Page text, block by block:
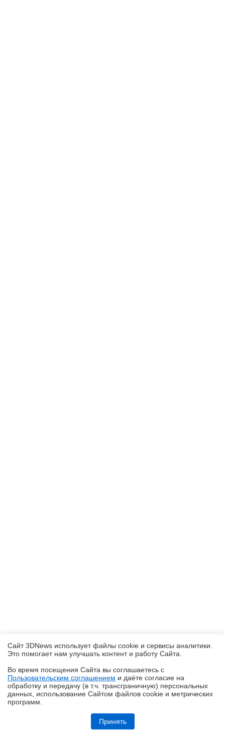
Обзор смартфона TECNO SPARK 50: все тренды разом — чуть
Сайт 3DNews использует файлы cookie и сервисы аналитики.
Это помогает нам улучшать контент и работу Cайта.
Во время посещения Cайта вы соглашаетесь с
Пользовательским соглашением и даёте согласие на
обработку и передачу (в т.ч. трансграничную) персональных
данных, использование Cайтом файлов cookie и метрических
программ.
Принять